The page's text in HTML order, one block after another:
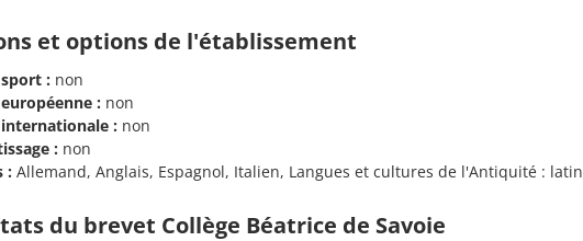
et options de l'établissement
: non
: non
: non
: non
: Allemand, Anglais, Espagnol, Italien, Langues et cultures de l'Antiquité : latin
du brevet Collège Béatrice de Savoie